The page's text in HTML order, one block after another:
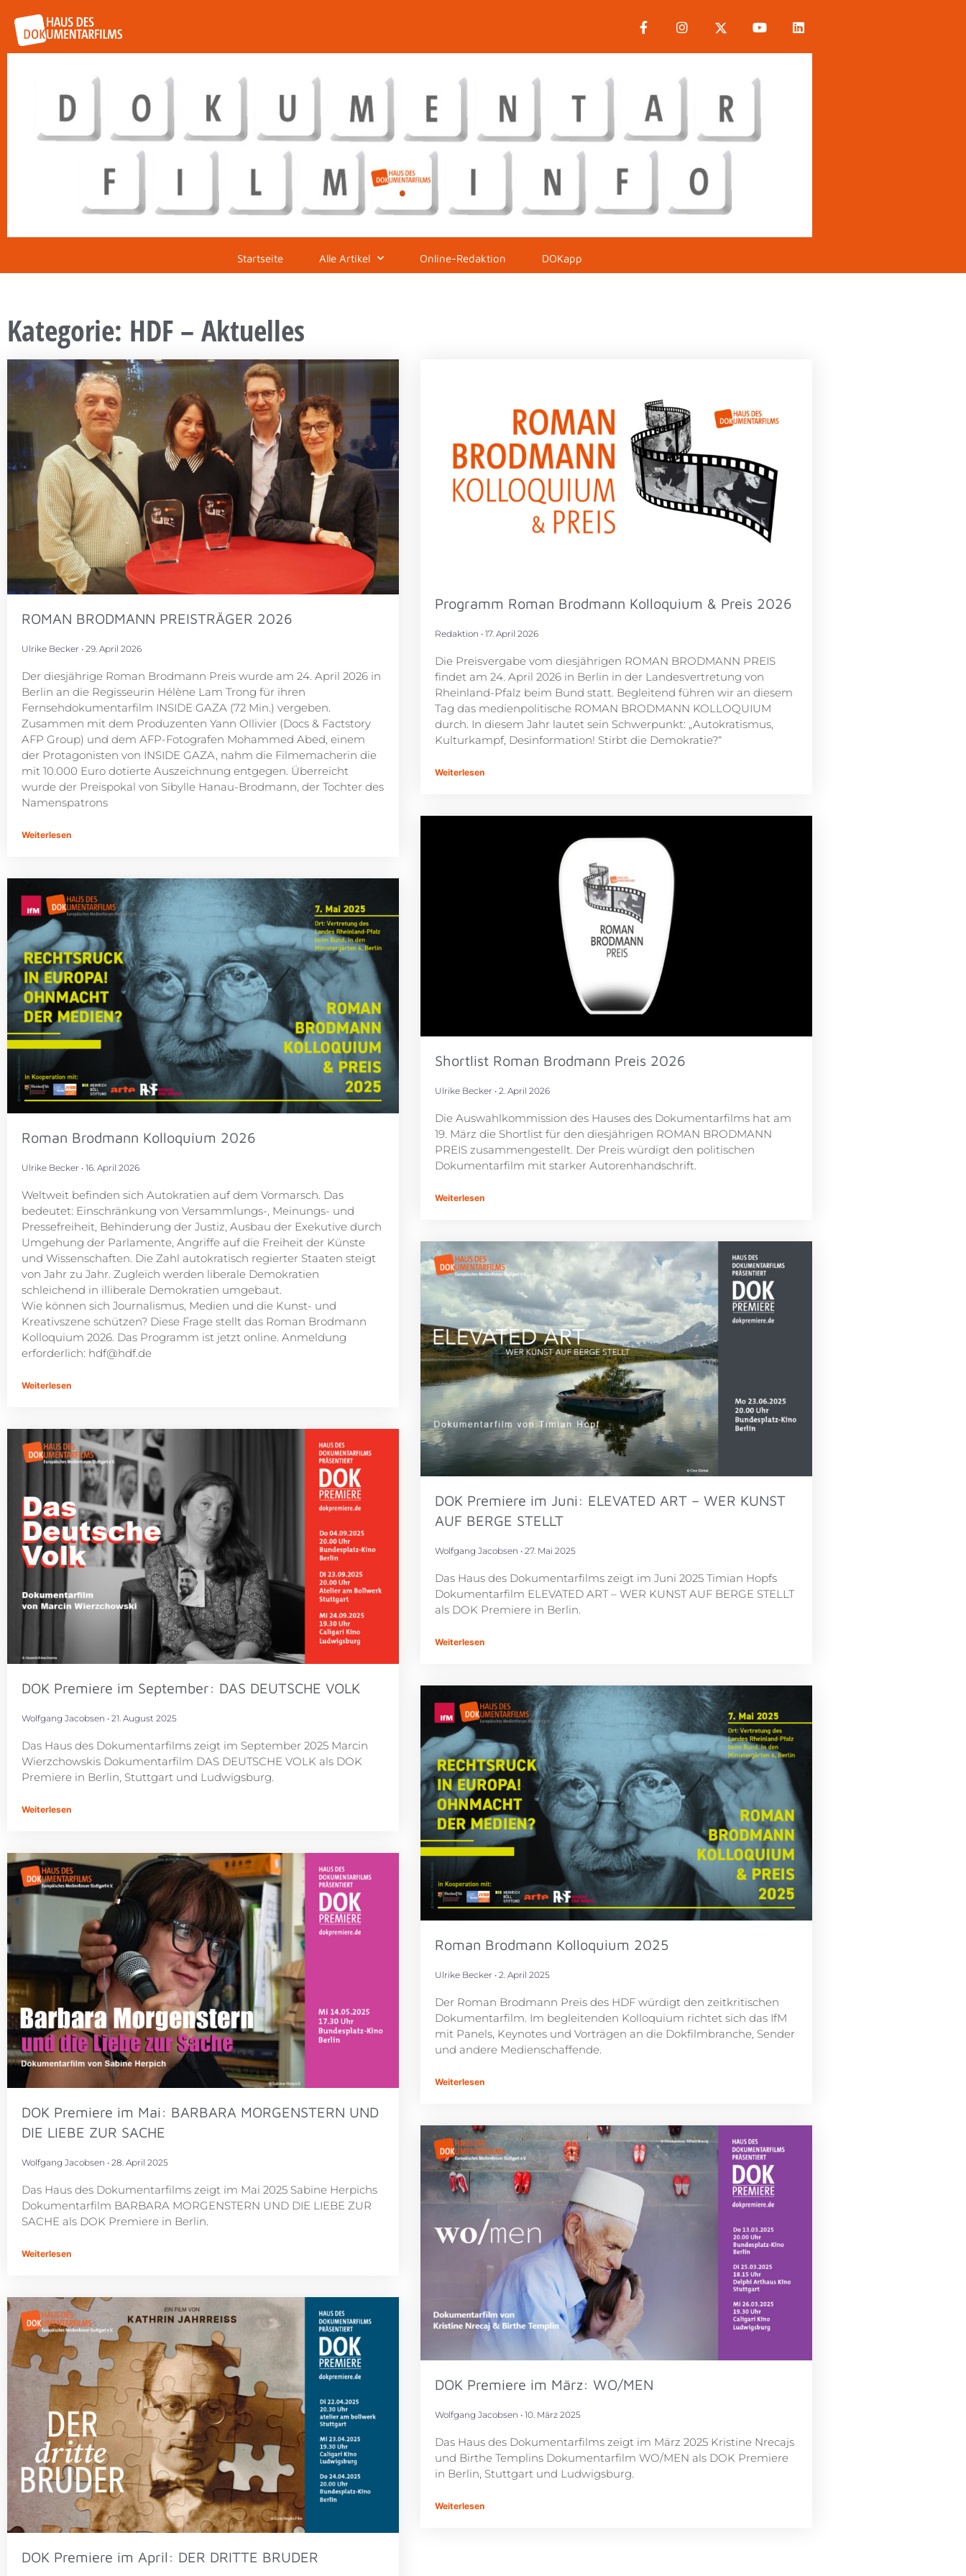
Startseite Alle Artikel Online-Redaktion DOKapp
Kategorie: HDF – Aktuelles
ROMAN BRODMANN PREISTRÄGER 2026
Ulrike Becker 29. April 2026
Der diesjährige Roman Brodmann Preis wurde am 24. April 2026 in
Berlin an die Regisseurin Hélène Lam Trong für ihren
Fernsehdokumentarfilm INSIDE GAZA (72 Min.) vergeben.
Zusammen mit dem Produzenten Yann Ollivier (Docs & Factstory
AFP Group) und dem AFP-Fotografen Mohammed Abed, einem
der Protagonisten von INSIDE GAZA, nahm die Filmemacherin die
mit 10.000 Euro dotierte Auszeichnung entgegen. Überreicht
wurde der Preispokal von Sibylle Hanau-Brodmann, der Tochter des
Namenspatrons
Weiterlesen
Programm Roman Brodmann Kolloquium & Preis 2026
Redaktion 17. April 2026
Die Preisvergabe vom diesjährigen ROMAN BRODMANN PREIS
findet am 24. April 2026 in Berlin in der Landesvertretung von
Rheinland-Pfalz beim Bund statt. Begleitend führen wir an diesem
Tag das medienpolitische ROMAN BRODMANN KOLLOQUIUM
durch. In diesem Jahr lautet sein Schwerpunkt: „Autokratismus,
Kulturkampf, Desinformation! Stirbt die Demokratie?“
Weiterlesen
Roman Brodmann Kolloquium 2026
Ulrike Becker 16. April 2026
Weltweit befinden sich Autokratien auf dem Vormarsch. Das
bedeutet: Einschränkung von Versammlungs-, Meinungs- und
Pressefreiheit, Behinderung der Justiz, Ausbau der Exekutive durch
Umgehung der Parlamente, Angriffe auf die Freiheit der Künste
und Wissenschaften. Die Zahl autokratisch regierter Staaten steigt
von Jahr zu Jahr. Zugleich werden liberale Demokratien
schleichend in illiberale Demokratien umgebaut.
Wie können sich Journalismus, Medien und die Kunst- und
Kreativszene schützen? Diese Frage stellt das Roman Brodmann
Kolloquium 2026. Das Programm ist jetzt online. Anmeldung
erforderlich: hdf@hdf.de
Weiterlesen
Shortlist Roman Brodmann Preis 2026
Ulrike Becker 2. April 2026
Die Auswahlkommission des Hauses des Dokumentarfilms hat am
19. März die Shortlist für den diesjährigen ROMAN BRODMANN
PREIS zusammengestellt. Der Preis würdigt den politischen
Dokumentarfilm mit starker Autorenhandschrift.
Weiterlesen
DOK Premiere im September: DAS DEUTSCHE VOLK
Wolfgang Jacobsen 21. August 2025
Das Haus des Dokumentarfilms zeigt im September 2025 Marcin
Wierzchowskis Dokumentarfilm DAS DEUTSCHE VOLK als DOK
Premiere in Berlin, Stuttgart und Ludwigsburg.
Weiterlesen
DOK Premiere im Juni: ELEVATED ART – WER KUNST
AUF BERGE STELLT
Wolfgang Jacobsen 27. Mai 2025
Das Haus des Dokumentarfilms zeigt im Juni 2025 Timian Hopfs
Dokumentarfilm ELEVATED ART – WER KUNST AUF BERGE STELLT
als DOK Premiere in Berlin.
Weiterlesen
DOK Premiere im Mai: BARBARA MORGENSTERN UND
DIE LIEBE ZUR SACHE
Wolfgang Jacobsen 28. April 2025
Das Haus des Dokumentarfilms zeigt im Mai 2025 Sabine Herpichs
Dokumentarfilm BARBARA MORGENSTERN UND DIE LIEBE ZUR
SACHE als DOK Premiere in Berlin.
Weiterlesen
Roman Brodmann Kolloquium 2025
Ulrike Becker 2. April 2025
Der Roman Brodmann Preis des HDF würdigt den zeitkritischen
Dokumentarfilm. Im begleitenden Kolloquium richtet sich das IfM
mit Panels, Keynotes und Vorträgen an die Dokfilmbranche, Sender
und andere Medienschaffende.
Weiterlesen
DOK Premiere im April: DER DRITTE BRUDER
DOK Premiere im März: WO/MEN
Wolfgang Jacobsen 10. März 2025
Das Haus des Dokumentarfilms zeigt im März 2025 Kristine Nrecajs
und Birthe Templins Dokumentarfilm WO/MEN als DOK Premiere
in Berlin, Stuttgart und Ludwigsburg.
Weiterlesen